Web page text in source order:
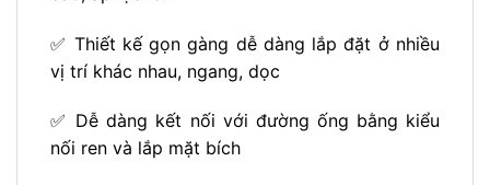
✅ Thiết kế gọn gàng dễ dàng lắp đặt ở nhiều
vị trí khác nhau, ngang, dọc
✅ Dễ dàng kết nối với đường ống bằng kiểu
nối ren và lắp mặt bích